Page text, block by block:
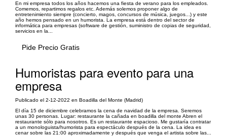
En mi empresa todos los años hacemos una fiesta de verano para los empleados.
Comemos, repartimos regalos etc. Además solemos proponer algo de
entretenimiento siempre (concierto, magos, concursos de música, juegos...) y este
año hemos pensado en un humorista. La empresa está dentro del sector de
informática para empresas (software de gestión, suministro de copias de seguridad,
servicios en la...
Pide Precio Gratis
Humoristas para evento para una
empresa
Publicado el 2-12-2022 en Boadilla del Monte (Madrid)
El día 15 de diciembre celebramos la cena de navidad de la empresa. Seremos
unas 30 personas. Lugar: restaurante la cañada en boadilla del monte Abren el
restaurante sólo para nosotros. Es un restaurante espacioso. Me gustaría contratar
a un monologuista/humorista para espectáculo después de la cena. La idea es
cenar sobre las 21:00 aproximadamente y después que venga el artista sobre las...